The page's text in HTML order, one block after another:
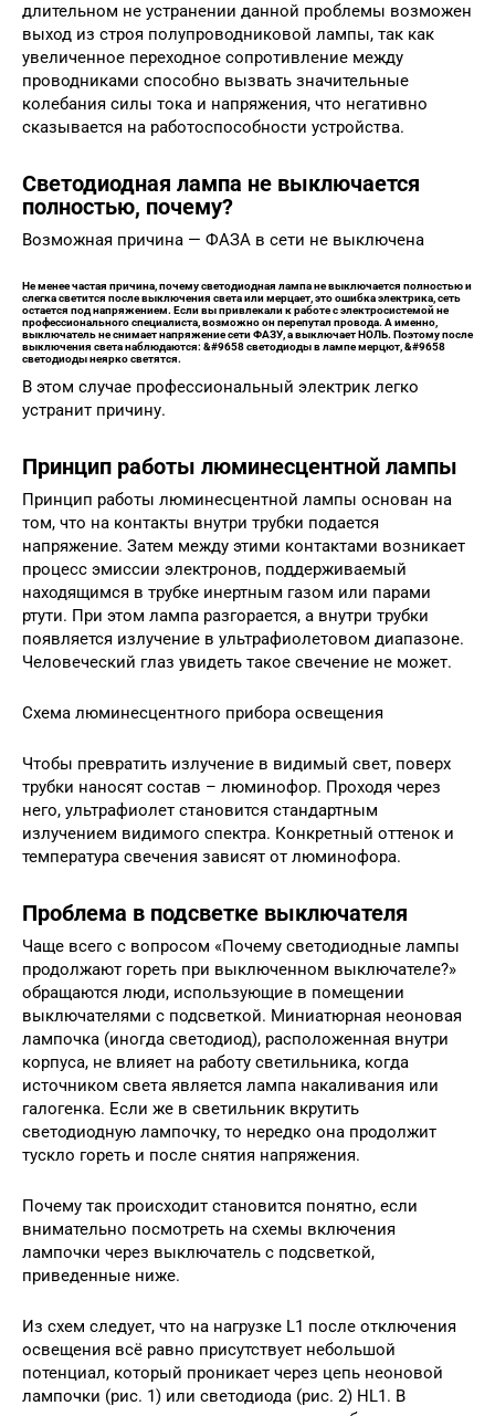
длительном не устранении данной проблемы возможен
выход из строя полупроводниковой лампы, так как
увеличенное переходное сопротивление между
проводниками способно вызвать значительные
колебания силы тока и напряжения, что негативно
сказывается на работоспособности устройства.
Светодиодная лампа не выключается
полностью, почему?
Возможная причина — ФАЗА в сети не выключена
Не менее частая причина, почему светодиодная лампа не выключается полностью и
слегка светится после выключения света или мерцает, это ошибка электрика, сеть
остается под напряжением. Если вы привлекали к работе с электросистемой не
профессионального специалиста, возможно он перепутал провода. А именно,
выключатель не снимает напряжение сети ФАЗУ, а выключает НОЛЬ. Поэтому после
выключения света наблюдаются: &#9658 светодиоды в лампе мерцют, &#9658
светодиоды неярко светятся.
В этом случае профессиональный электрик легко
устранит причину.
Принцип работы люминесцентной лампы
Принцип работы люминесцентной лампы основан на
том, что на контакты внутри трубки подается
напряжение. Затем между этими контактами возникает
процесс эмиссии электронов, поддерживаемый
находящимся в трубке инертным газом или парами
ртути. При этом лампа разгорается, а внутри трубки
появляется излучение в ультрафиолетовом диапазоне.
Человеческий глаз увидеть такое свечение не может.
Схема люминесцентного прибора освещения
Чтобы превратить излучение в видимый свет, поверх
трубки наносят состав – люминофор. Проходя через
него, ультрафиолет становится стандартным
излучением видимого спектра. Конкретный оттенок и
температура свечения зависят от люминофора.
Проблема в подсветке выключателя
Чаще всего с вопросом «Почему светодиодные лампы
продолжают гореть при выключенном выключателе?»
обращаются люди, использующие в помещении
выключателями с подсветкой. Миниатюрная неоновая
лампочка (иногда светодиод), расположенная внутри
корпуса, не влияет на работу светильника, когда
источником света является лампа накаливания или
галогенка. Если же в светильник вкрутить
светодиодную лампочку, то нередко она продолжит
тускло гореть и после снятия напряжения.
Почему так происходит становится понятно, если
внимательно посмотреть на схемы включения
лампочки через выключатель с подсветкой,
приведенные ниже.
Из схем следует, что на нагрузке L1 после отключения
освещения всё равно присутствует небольшой
потенциал, который проникает через цепь неоновой
лампочки (рис. 1) или светодиода (рис. 2) HL1. В